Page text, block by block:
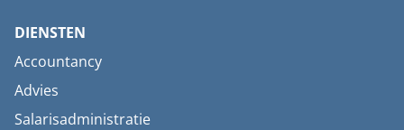
DIENSTEN
Accountancy
Advies
Salarisadministratie